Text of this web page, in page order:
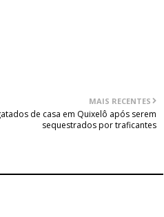
MAIS RECENTES
de casa em Quixelô após serem
sequestrados por traficantes